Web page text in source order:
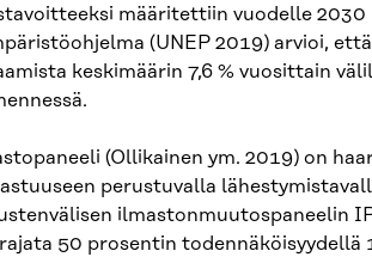
määritettiin vuodelle 2030
(UNEP 2019) arvioi,
keskimäärin 7,6 % vuosittain
(Ollikainen ym. 2019) on
perustuvalla
ilmastonmuutospaneelin
50 prosentin todennäköisyydellä